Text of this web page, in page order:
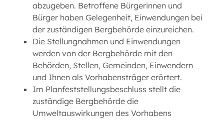
abzugeben. Betroffene Bürgerinnen und
Bürger haben Gelegenheit, Einwendungen bei
der zuständigen Bergbehörde einzureichen.
Die Stellungnahmen und Einwendungen
werden von der Bergbehörde mit den
Behörden, Stellen, Gemeinden, Einwendern
und Ihnen als Vorhabensträger erörtert.
Im Planfeststellungsbeschluss stellt die
zuständige Bergbehörde die
Umweltauswirkungen des Vorhabens